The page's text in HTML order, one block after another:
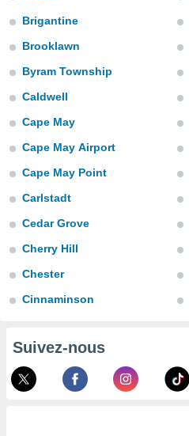
des
sur
et
au
vous
de
ou
de
le
Brigantine
Brooklawn
Byram Township
Caldwell
Cape May
Cape May Airport
Cape May Point
Carlstadt
Cedar Grove
Cherry Hill
Chester
Cinnaminson
Suivez-nous